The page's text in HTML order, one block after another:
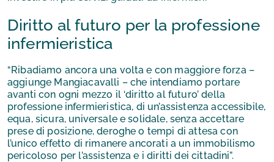
Diritto al futuro per la professione
infermieristica
“Ribadiamo ancora una volta e con maggiore forza –
aggiunge Mangiacavalli – che intendiamo portare
avanti con ogni mezzo il ‘diritto al futuro’ della
professione infermieristica, di un’assistenza accessibile,
equa, sicura, universale e solidale, senza accettare
prese di posizione, deroghe o tempi di attesa con
l’unico effetto di rimanere ancorati a un immobilismo
pericoloso per l’assistenza e i diritti dei cittadini”.